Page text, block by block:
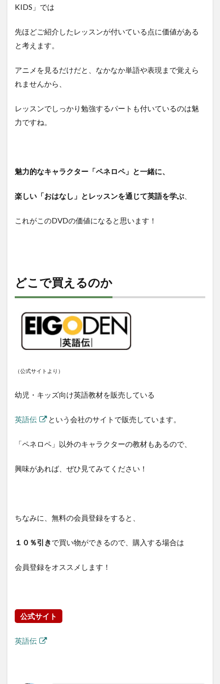
KIDS」では
先ほどご紹介したレッスンが付いている点に価値がある
と考えます。
アニメを見るだけだと、なかなか単語や表現まで覚えら
れませんから、
レッスンでしっかり勉強するパートも付いているのは魅
力ですね。
魅力的なキャラクター「ペネロペ」と一緒に、
楽しい「おはなし」とレッスンを通じて英語を学ぶ
これがこのDVDの価値になると思います！
どこで買えるのか
（公式サイトより）
幼児・キッズ向け英語教材を販売している
英語伝 という会社のサイトで販売しています。
「ペネロペ」以外のキャラクターの教材もあるので、
興味があれば、ぜひ見てみてください！
ちなみに、無料の会員登録をすると、
１０％引きで買い物ができるので、購入する場合は
会員登録をオススメします！
公式サイト
英語伝